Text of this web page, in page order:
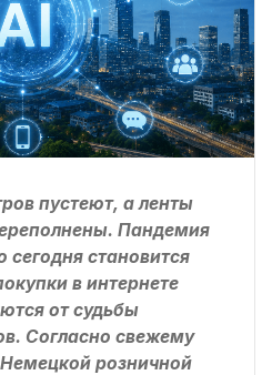
пустеют, а ленты
Пандемия
сегодня становится
в интернете
от судьбы
Согласно свежему
розничной